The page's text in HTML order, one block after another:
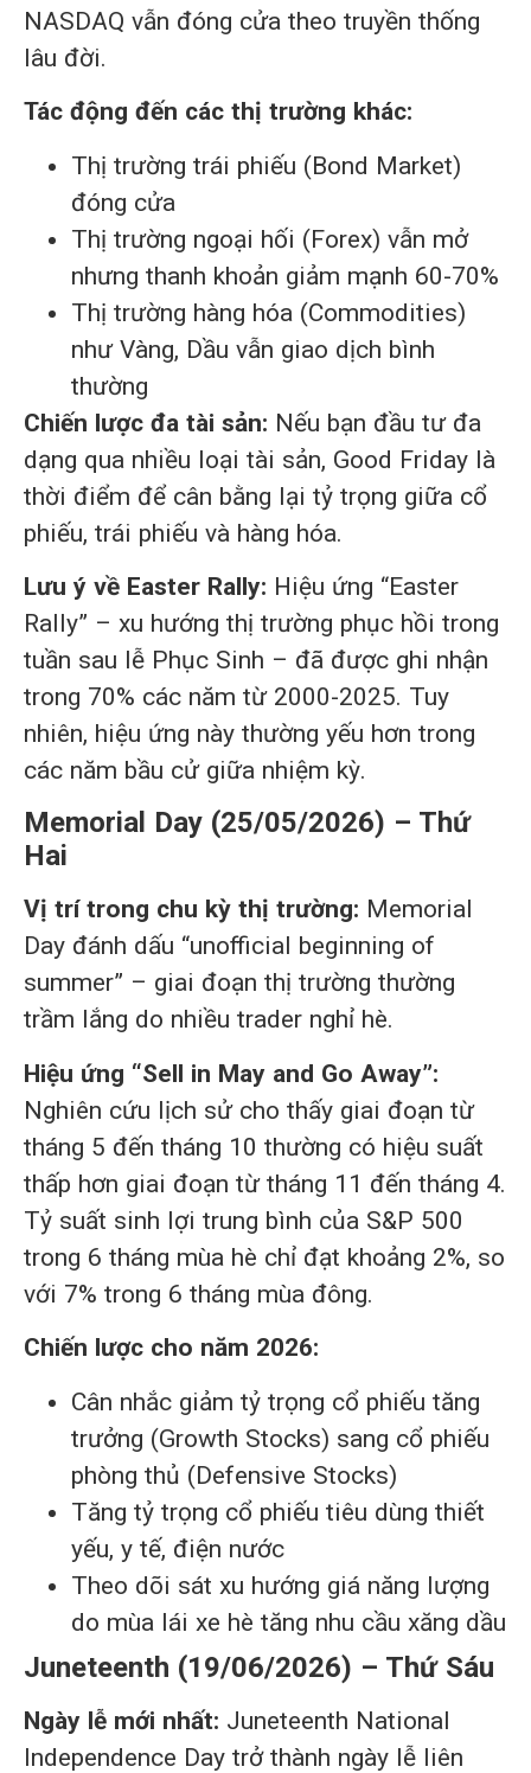
NASDAQ vẫn đóng cửa theo truyền thống
lâu đời.
Tác động đến các thị trường khác:
Thị trường trái phiếu (Bond Market)
đóng cửa
Thị trường ngoại hối (Forex) vẫn mở
nhưng thanh khoản giảm mạnh 60-70%
Thị trường hàng hóa (Commodities)
như Vàng, Dầu vẫn giao dịch bình
thường
Chiến lược đa tài sản: Nếu bạn đầu tư đa
dạng qua nhiều loại tài sản, Good Friday là
thời điểm để cân bằng lại tỷ trọng giữa cổ
phiếu, trái phiếu và hàng hóa.
Lưu ý về Easter Rally: Hiệu ứng “Easter
Rally” – xu hướng thị trường phục hồi trong
tuần sau lễ Phục Sinh – đã được ghi nhận
trong 70% các năm từ 2000-2025. Tuy
nhiên, hiệu ứng này thường yếu hơn trong
các năm bầu cử giữa nhiệm kỳ.
Memorial Day (25/05/2026) – Thứ
Hai
Vị trí trong chu kỳ thị trường: Memorial
Day đánh dấu “unofficial beginning of
summer” – giai đoạn thị trường thường
trầm lắng do nhiều trader nghỉ hè.
Hiệu ứng “Sell in May and Go Away”:
Nghiên cứu lịch sử cho thấy giai đoạn từ
tháng 5 đến tháng 10 thường có hiệu suất
thấp hơn giai đoạn từ tháng 11 đến tháng 4.
Tỷ suất sinh lợi trung bình của S&P 500
trong 6 tháng mùa hè chỉ đạt khoảng 2%, so
với 7% trong 6 tháng mùa đông.
Chiến lược cho năm 2026:
Cân nhắc giảm tỷ trọng cổ phiếu tăng
trưởng (Growth Stocks) sang cổ phiếu
phòng thủ (Defensive Stocks)
Tăng tỷ trọng cổ phiếu tiêu dùng thiết
yếu, y tế, điện nước
Theo dõi sát xu hướng giá năng lượng
do mùa lái xe hè tăng nhu cầu xăng dầu
Juneteenth (19/06/2026) – Thứ Sáu
Ngày lễ mới nhất: Juneteenth National
Independence Day trở thành ngày lễ liên